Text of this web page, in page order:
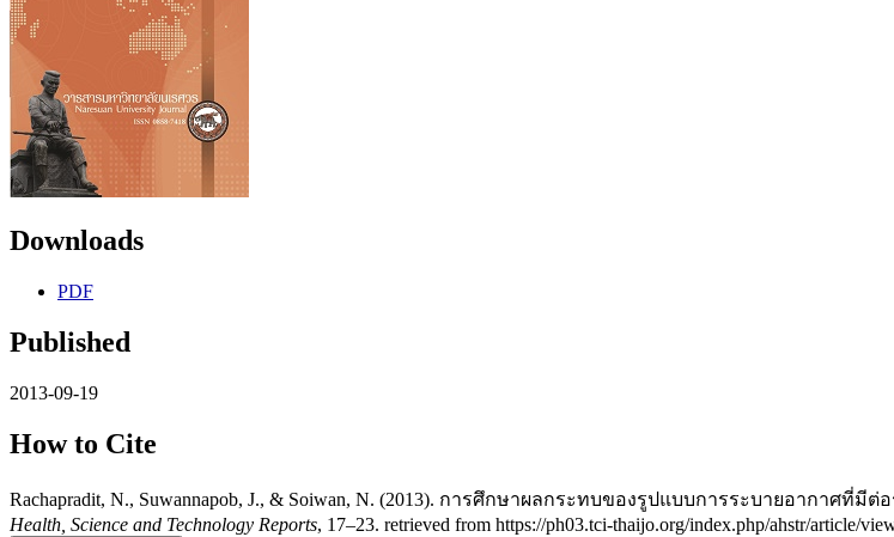
Downloads
PDF
Published
2013-09-19
How to Cite
Rachapradit, N., Suwannapob, J., & Soiwan, N. (2013). การศึกษาผลกระทบของรูปแบบการระบายอากา
Health, Science and Technology Reports, 17–23. retrieved from https://ph03.tci-thaijo.org/index.php/ahstr/article/